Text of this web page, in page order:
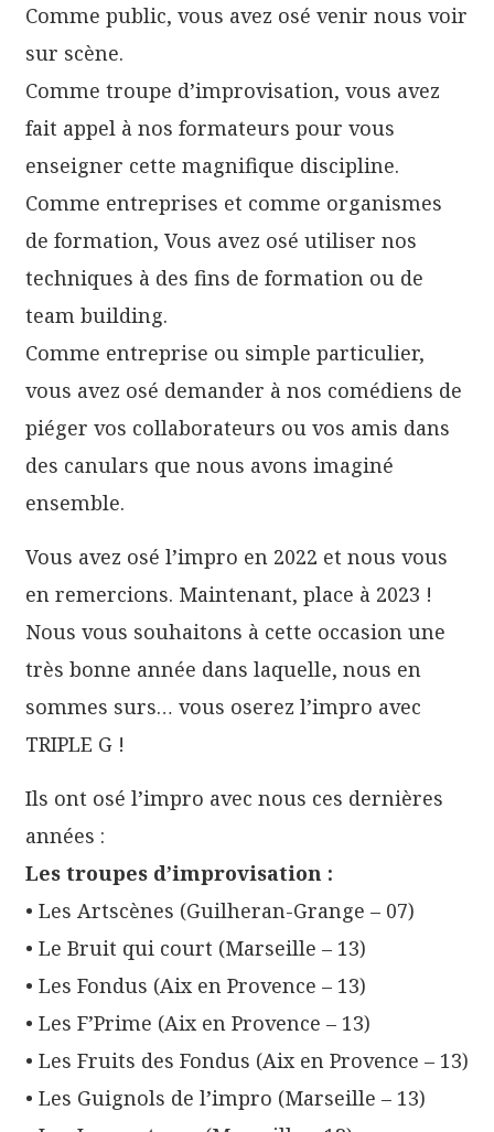
Comme public, vous avez osé venir nous voir
sur scène.
Comme troupe d’improvisation, vous avez
fait appel à nos formateurs pour vous
enseigner cette magnifique discipline.
Comme entreprises et comme organismes
de formation, Vous avez osé utiliser nos
techniques à des fins de formation ou de
team building.
Comme entreprise ou simple particulier,
vous avez osé demander à nos comédiens de
piéger vos collaborateurs ou vos amis dans
des canulars que nous avons imaginé
ensemble.
Vous avez osé l’impro en 2022 et nous vous
en remercions. Maintenant, place à 2023 !
Nous vous souhaitons à cette occasion une
très bonne année dans laquelle, nous en
sommes surs… vous oserez l’impro avec
TRIPLE G !
Ils ont osé l’impro avec nous ces dernières
années :
Les troupes d’improvisation :
• Les Artscènes (Guilheran-Grange – 07)
• Le Bruit qui court (Marseille – 13)
• Les Fondus (Aix en Provence – 13)
• Les F’Prime (Aix en Provence – 13)
• Les Fruits des Fondus (Aix en Provence – 13)
• Les Guignols de l’impro (Marseille – 13)